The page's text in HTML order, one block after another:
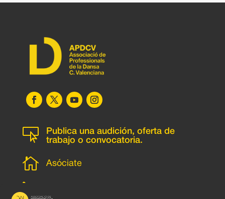

Publica una audición, oferta de
trabajo o convocatoria.
 Asóciate
l